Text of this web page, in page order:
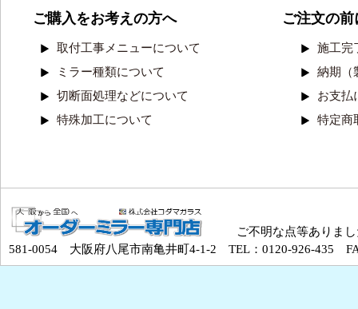
ご購入をお考えの方へ
取付工事メニューについて
ミラー種類について
切断面処理などについて
特殊加工について
ご注文の
施工完
納期（
お支払
特定商
ご不明な点等ありま
581-0054 大阪府八尾市南亀井町4-1-2 TEL：0120-926-435